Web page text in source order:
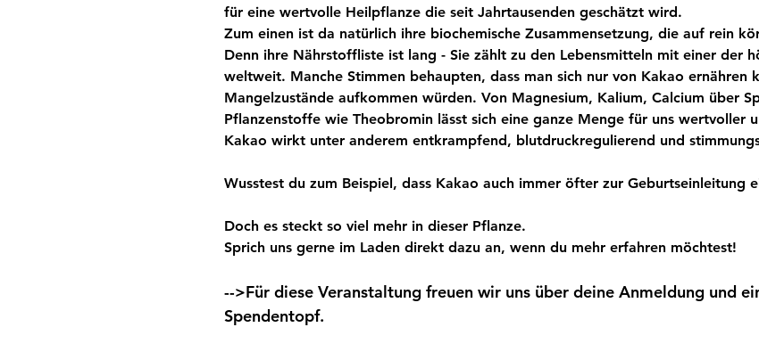
für eine wertvolle Heilpflanze die seit Jahrtausenden geschätzt wird.
Zum einen ist da natürlich ihre biochemische Zusammensetzung, die auf rein
Denn ihre Nährstoffliste ist lang - Sie zählt zu den Lebensmitteln mit einer der
weltweit. Manche Stimmen behaupten, dass man sich nur von Kakao ernähren
Mangelzustände aufkommen würden. Von Magnesium, Kalium, Calcium über
Pflanzenstoffe wie Theobromin lässt sich eine ganze Menge für uns wertvoller
Kakao wirkt unter anderem entkrampfend, blutdruckregulierend und
Wusstest du zum Beispiel, dass Kakao auch immer öfter zur Geburtseinleitung
Doch es steckt so viel mehr in dieser Pflanze.
Sprich uns gerne im Laden direkt dazu an, wenn du mehr erfahren möchtest!
-->Für diese Veranstaltung freuen wir uns über deine Anmeldung und
Spendentopf.